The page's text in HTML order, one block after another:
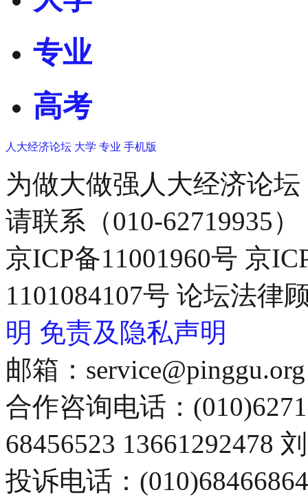
专业
高考
人大经济论坛 大学 专业 手机版
为做大做强人大经济论
请联系（010-62719935）
京ICP备11001960号 京
1101084107号 论坛法律
明 免责及隐私声明
邮箱：service@pinggu.org
合作咨询电话：
68456523 13661292478
投诉电话：